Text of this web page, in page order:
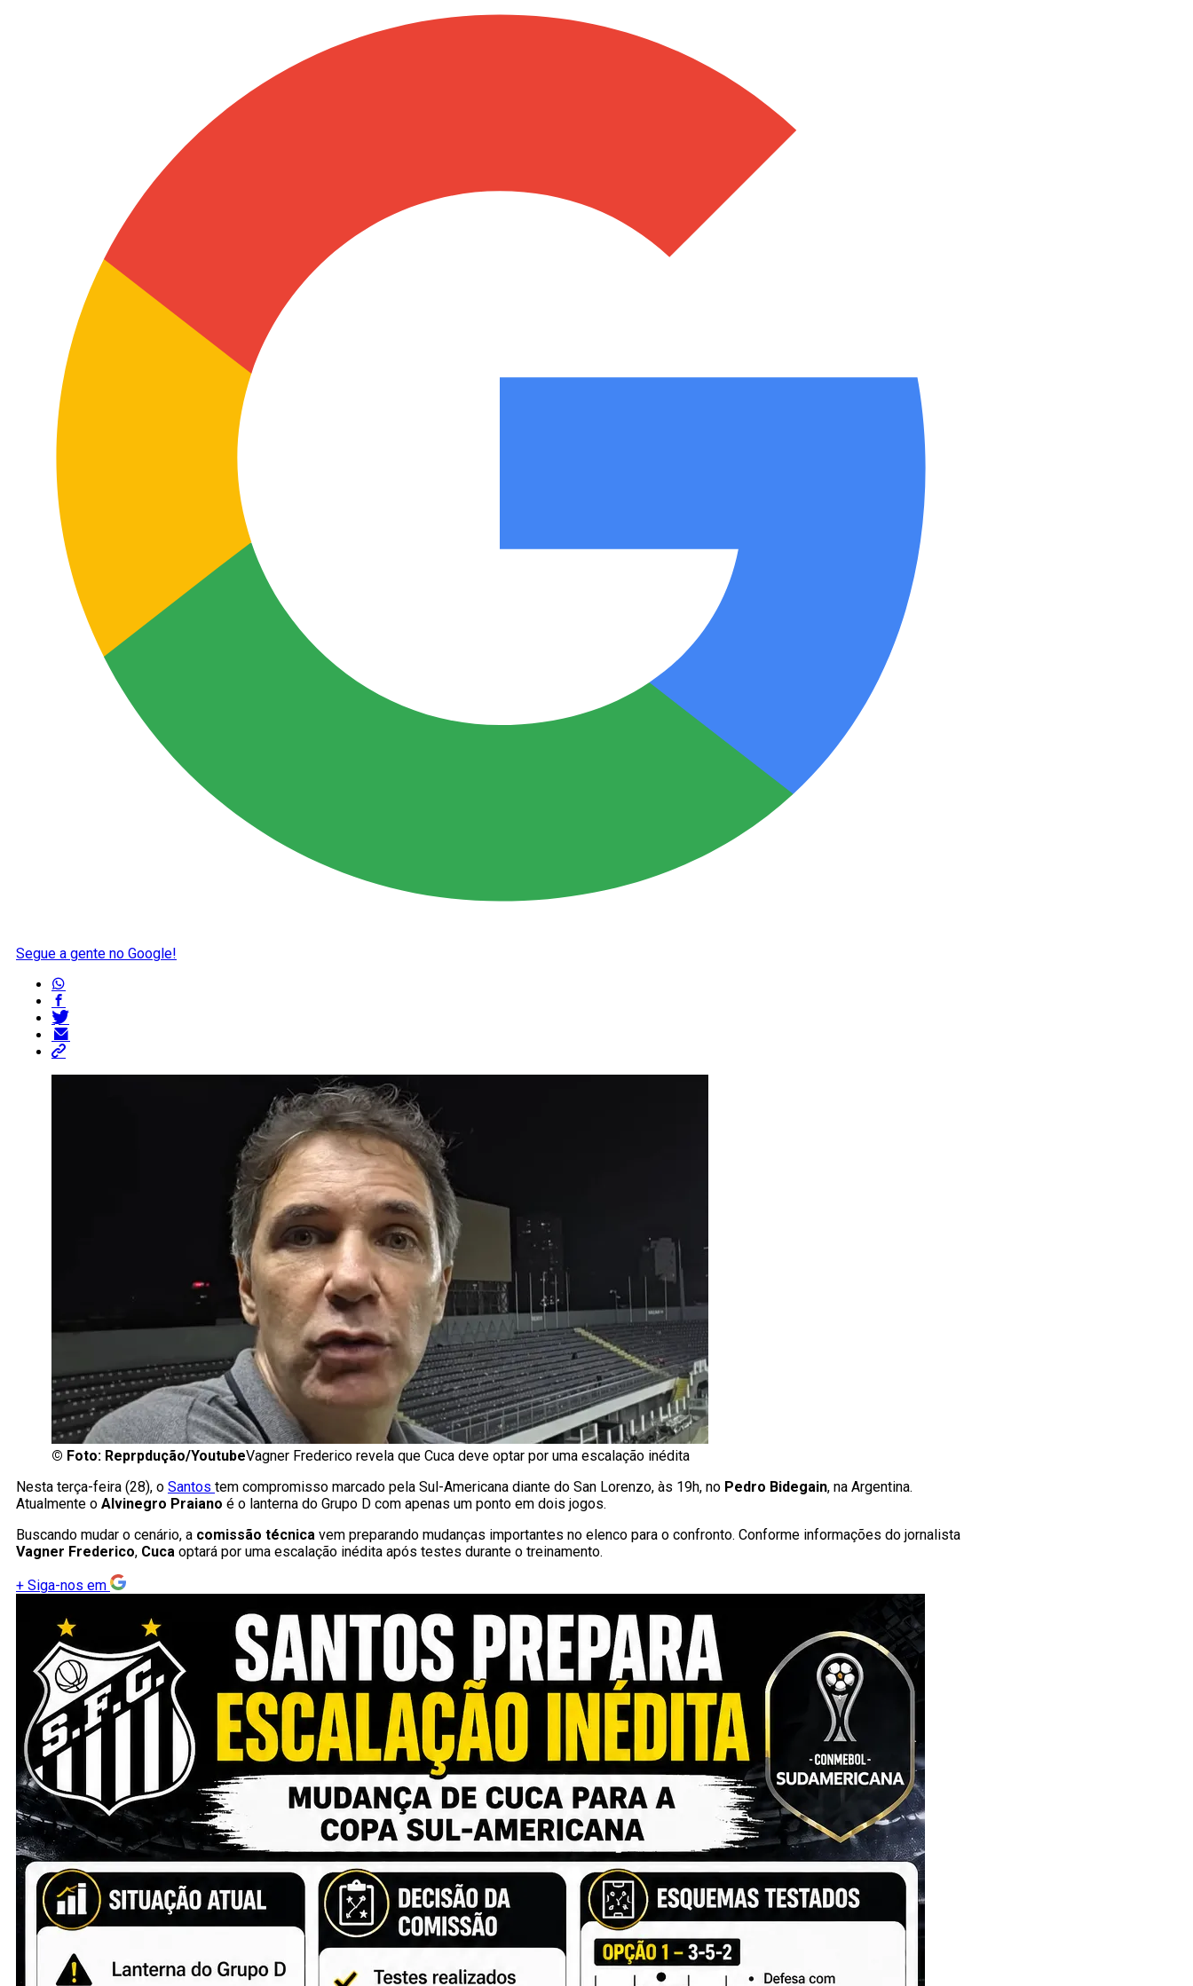
Segue a gente no Google!
© Foto: Reprpdução/YoutubeVagner Frederico revela que Cuca deve optar por uma escalação inédita
Nesta terça-feira (28), o Santos tem compromisso marcado pela Sul-Americana diante do San Lorenzo, às 19h, no Pedro Bidegain, na Argentina.
Atualmente o Alvinegro Praiano é o lanterna do Grupo D com apenas um ponto em dois jogos.
Buscando mudar o cenário, a comissão técnica vem preparando mudanças importantes no elenco para o confronto. Conforme informações do jornalista
Vagner Frederico, Cuca optará por uma escalação inédita após testes durante o treinamento.
+ Siga-nos em